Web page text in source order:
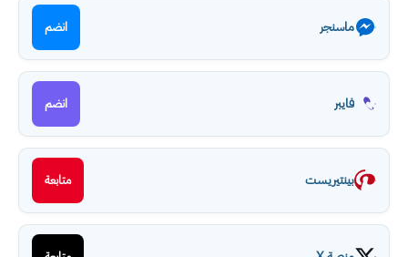
ماسنجر انضم
فايبر انضم
بينتيريست متابعة